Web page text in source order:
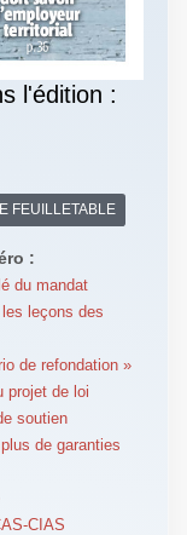
l'édition :
FEUILLETABLE
:
du mandat
leçons des
de refondation »
projet de loi
soutien
de garanties
CIAS